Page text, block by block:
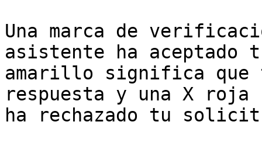
Una marca de
asistente ha
amarillo significa que
respuesta y una X
ha rechazado tu